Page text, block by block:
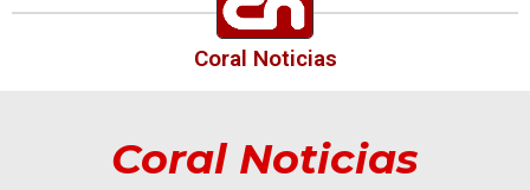
Coral Noticias
Coral Noticias